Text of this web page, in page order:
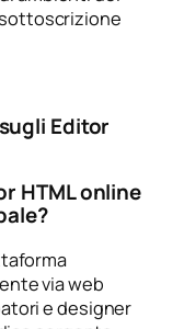
Editor
HTML online
via web
e designer